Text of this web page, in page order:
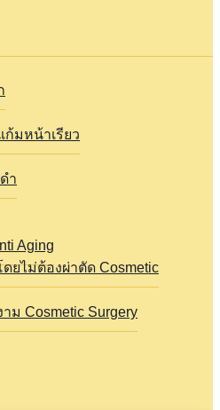
มหน้าเรียว
ำ
Aging
ยไม่ต้องผ่าตัด Cosmetic
ม Cosmetic Surgery